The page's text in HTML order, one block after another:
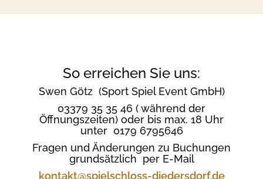
So erreichen Sie uns:
Swen Götz (Sport Spiel Event GmbH)
03379 35 35 46 ( während der
Öffnungszeiten) oder bis max. 18 Uhr
unter 0179 6795646
Fragen und Änderungen zu Buchungen
grundsätzlich per E-Mail
kontakt@spielschloss-diedersdorf.de